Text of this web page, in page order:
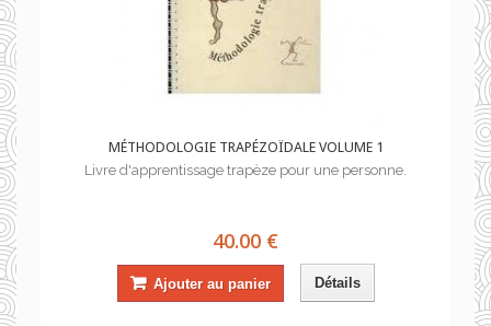
MÉTHODOLOGIE TRAPÉZOÏDALE VOLUME 1
Livre d'apprentissage trapèze pour une personne.
40.00 €
Ajouter au panier Détails